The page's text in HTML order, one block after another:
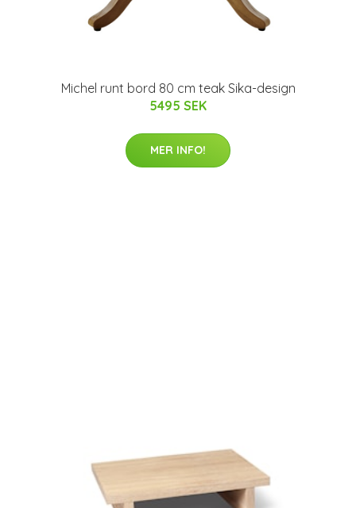
Michel runt bord 80 cm teak Sika-design
5495 SEK
MER INFO!